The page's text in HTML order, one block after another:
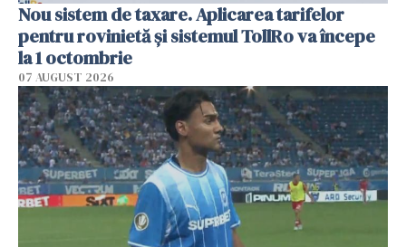
Nou sistem de taxare. Aplicarea tarifelor
pentru rovinietă şi sistemul TollRo va începe
la 1 octombrie
07 AUGUST 2026